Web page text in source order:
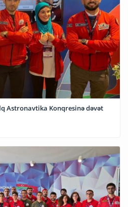
Astronavtika Konqresinə dəvət